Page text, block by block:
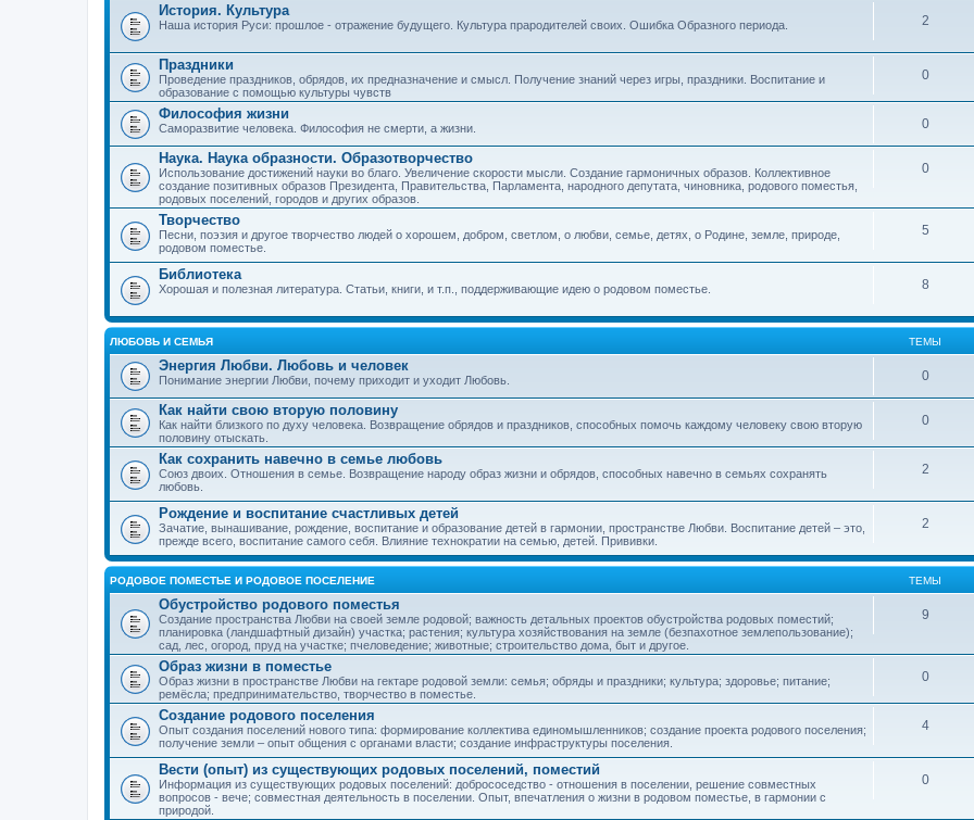
История. Культура
Наша история Руси: прошлое - отражение будущего. Культура прародителей своих. Ошибка Образного периода. 2
Праздники
Проведение праздников, обрядов, их предназначение и смысл. Получение знаний через игры, праздники. Воспитание и
образование с помощью культуры чувств
0
Философия жизни
Саморазвитие человека. Философия не смерти, а жизни. 0
Наука. Наука образности. Образотворчество
Использование достижений науки во благо. Увеличение скорости мысли. Создание гармоничных образов. Коллективное
создание позитивных образов Президента, Правительства, Парламента, народного депутата, чиновника, родового поместья,
родовых поселений, городов и других образов.
0
Творчество
Песни, поэзия и другое творчество людей о хорошем, добром, светлом, о любви, семье, детях, о Родине, земле, природе,
родовом поместье.
5
Библиотека
Хорошая и полезная литература. Статьи, книги, и т.п., поддерживающие идею о родовом поместье. 8
ЛЮБОВЬ И СЕМЬЯ ТЕМЫ
Энергия Любви. Любовь и человек
Понимание энергии Любви, почему приходит и уходит Любовь. 0
Как найти свою вторую половину
Как найти близкого по духу человека. Возвращение обрядов и праздников, способных помочь каждому человеку свою вторую
половину отыскать.
0
Как сохранить навечно в семье любовь
Союз двоих. Отношения в семье. Возвращение народу образ жизни и обрядов, способных навечно в семьях сохранять
любовь.
2
Рождение и воспитание счастливых детей
Зачатие, вынашивание, рождение, воспитание и образование детей в гармонии, пространстве Любви. Воспитание детей – это,
прежде всего, воспитание самого себя. Влияние технократии на семью, детей. Прививки.
2
РОДОВОЕ ПОМЕСТЬЕ И РОДОВОЕ ПОСЕЛЕНИЕ ТЕМЫ
Обустройство родового поместья
Создание пространства Любви на своей земле родовой; важность детальных проектов обустройства родовых поместий;
планировка (ландшафтный дизайн) участка; растения; культура хозяйствования на земле (безпахотное землепользование);
сад, лес, огород, пруд на участке; пчеловедение; животные; строительство дома, быт и другое.
9
Образ жизни в поместье
Образ жизни в пространстве Любви на гектаре родовой земли: семья; обряды и праздники; культура; здоровье; питание;
ремёсла; предпринимательство, творчество в поместье.
0
Создание родового поселения
Опыт создания поселений нового типа: формирование коллектива единомышленников; создание проекта родового поселения;
получение земли – опыт общения с органами власти; создание инфраструктуры поселения.
4
Вести (опыт) из существующих родовых поселений, поместий
Информация из существующих родовых поселений: добрососедство - отношения в поселении, решение совместных
вопросов - вече; совместная деятельность в поселении. Опыт, впечатления о жизни в родовом поместье, в гармонии с
природой.
0